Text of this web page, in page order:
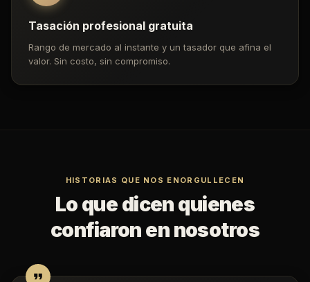
Tasación profesional gratuita
Rango de mercado al instante y un tasador que afina el
valor. Sin costo, sin compromiso.
HISTORIAS QUE NOS ENORGULLECEN
Lo que dicen quienes
confiaron en nosotros